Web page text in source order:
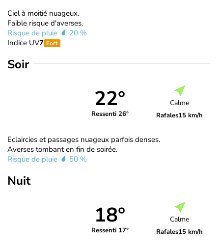
Ciel à moitié nuageux.
Faible risque d'averses.
Risque de pluie
20 %
Indice UV7 Fort
Soir
22°
Ressenti 26°
Calme
Rafales15 km/h
Eclaircies et passages nuageux parfois denses.
Averses tombant en fin de soirée.
Risque de pluie
50 %
Nuit
18°
Ressenti 17°
Calme
Rafales15 km/h